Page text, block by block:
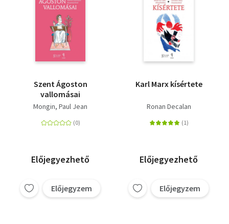
Szent Ágoston
vallomásai
Mongin, Paul Jean
Előjegyezhető
Előjegyzem
Karl Marx kísértete
Ronan Decalan
Előjegyezhető
Előjegyzem